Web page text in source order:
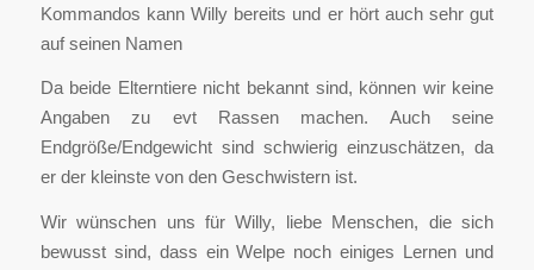
Kommandos kann Willy bereits und er hört auch sehr gut
auf seinen Namen
Da beide Elterntiere nicht bekannt sind, können wir keine
Angaben zu evt Rassen machen. Auch seine
Endgröße/Endgewicht sind schwierig einzuschätzen, da
er der kleinste von den Geschwistern ist.
Wir wünschen uns für Willy, liebe Menschen, die sich
bewusst sind, dass ein Welpe noch einiges Lernen und